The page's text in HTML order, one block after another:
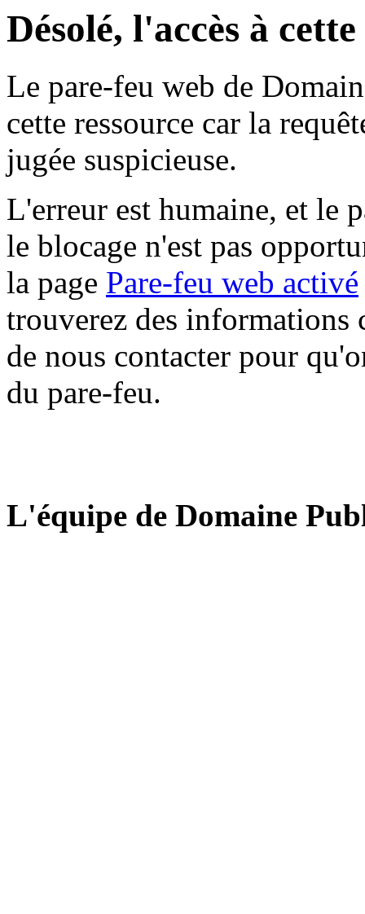
Désolé, l'accès à
Le pare-feu web de
cette ressource car la
jugée suspicieuse.
L'erreur est humaine, et le
le blocage n'est pas
la page Pare-feu web activé
trouverez des informations
de nous contacter pour
du pare-feu.
L'équipe de Domaine